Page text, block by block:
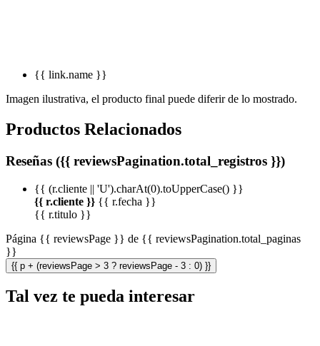
{{ link.name }}
Imagen ilustrativa, el producto final puede diferir de lo mostrado.
Productos Relacionados
Reseñas ({{ reviewsPagination.total_registros }})
{{ (r.cliente || 'U').charAt(0).toUpperCase() }}
{{ r.cliente }} {{ r.fecha }}
{{ r.titulo }}
Página {{ reviewsPage }} de {{ reviewsPagination.total_paginas
}}
{{ p + (reviewsPage > 3 ? reviewsPage - 3 : 0) }}
Tal vez te pueda interesar